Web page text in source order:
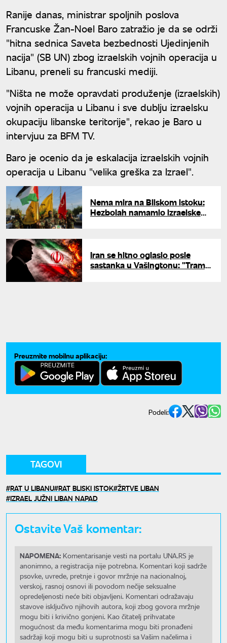
Ranije danas, ministrar spoljnih poslova
Francuske Žan-Noel Baro zatražio je da se održi
"hitna sednica Saveta bezbednosti Ujedinjenih
nacija" (SB UN) zbog izraelskih vojnih operacija u
Libanu, preneli su francuski mediji.
"Ništa ne može opravdati produženje (izraelskih)
vojnih operacija u Libanu i sve dublju izraelsku
okupaciju libanske teritorije", rekao je Baro u
intervjuu za BFM TV.
Baro je ocenio da je eskalacija izraelskih vojnih
operacija u Libanu "velika greška za Izrael".
Nema mira na Bliskom istoku:
Hezbolah namamio izraelske
Iran se hitno oglasio posle
sastanka u Vašingtonu: "Tramp
Preuzmite mobilnu aplikaciju:
Podeli:
TAGOVI
RAT U LIBANU RAT BLISKI ISTOK ŽRTVE LIBAN
IZRAEL JUŽNI LIBAN NAPAD
Ostavite Vaš komentar:
NAPOMENA: Komentarisanje vesti na portalu UNA.RS je
anonimno, a registracija nije potrebna. Komentari koji sadrže
psovke, uvrede, pretnje i govor mržnje na nacionalnoj,
verskoj, rasnoj osnovi ili povodom nečije seksualne
opredeljenosti neće biti objavljeni. Komentari odražavaju
stavove isključivo njihovih autora, koji zbog govora mržnje
mogu biti i krivično gonjeni. Kao čitatelj prihvatate
mogućnost da među komentarima mogu biti pronađeni
sadržaji koji mogu biti u suprotnosti sa Vašim načelima i